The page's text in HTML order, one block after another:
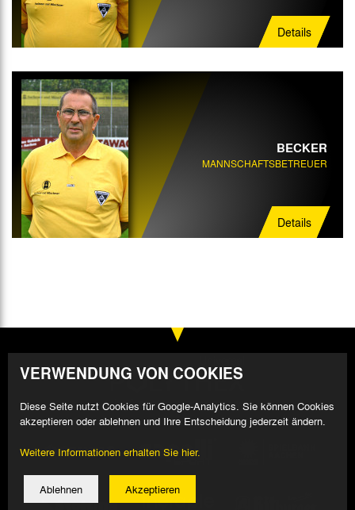
Details
BECKER
MANNSCHAFTSBETREUER
Details
VERWENDUNG VON COOKIES
Diese Seite nutzt Cookies für Google-Analytics. Sie können Cookies
akzeptieren oder ablehnen und Ihre Entscheidung jederzeit ändern.
Weitere Informationen erhalten Sie hier.
Ablehnen Akzeptieren